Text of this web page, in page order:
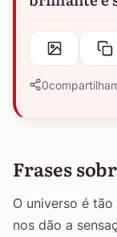
0
Frases
O universo é
nos dão a